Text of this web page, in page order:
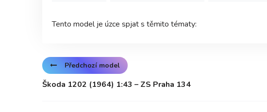
Tento model je úzce spjat s těmito tématy:
Předchozí model
Škoda 1202 (1964) 1:43 – ZS Praha 134